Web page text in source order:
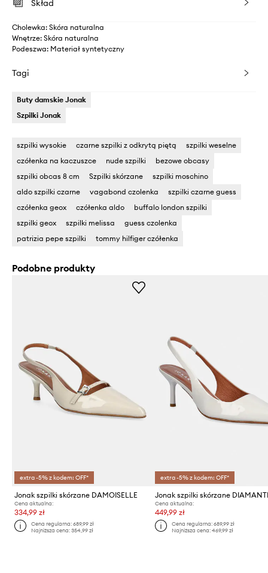
Skład
Cholewka: Skóra naturalna
Wnętrze: Skóra naturalna
Podeszwa: Materiał syntetyczny
Tagi
Buty damskie Jonak
Szpilki Jonak
szpilki wysokie czarne szpilki z odkrytą piętą
szpilki weselne
czółenka na kaczuszce
nude szpilki
bezowe obcasy
szpilki obcas 8 cm
Szpilki skórzane
szpilki moschino
aldo szpilki czarne
vagabond czolenka
szpilki czarne guess
czółenka geox
czółenka aldo
buffalo london szpilki
szpilki geox
szpilki melissa
guess czolenka
patrizia pepe szpilki
tommy hilfiger czółenka
Podobne produkty
extra -5% z kodem: OFF*
Jonak szpilki skórzane DAMOISELLE
Cena aktualna:
334,99 zł
Cena regularna:689,99 zł
Najniższa cena:354,99 zł
extra -5% z kodem: OFF*
Cena aktualna:
449,99 zł
Cena regularna: 689,99 zł
Najniższa cena: 469,99 zł